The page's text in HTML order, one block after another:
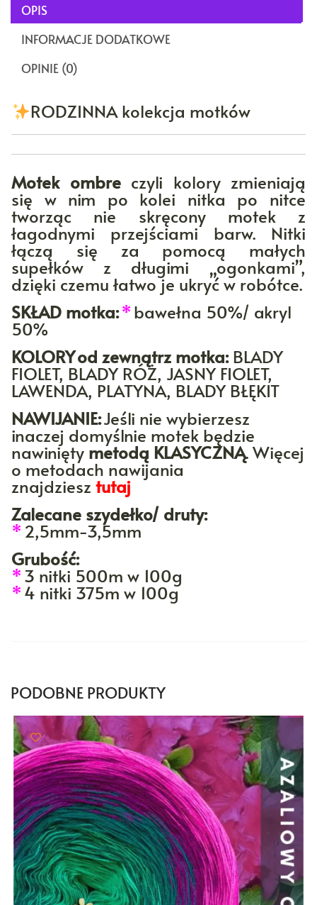
OPIS
INFORMACJE DODATKOWE
OPINIE (0)
RODZINNA kolekcja motków
Motek ombreczyli kolory zmieniają
się w nim po kolei nitka po nitce
tworząc nie skręcony motek z
łagodnymi przejściami barw. Nitki
łączą się za pomocą małych
supełków z długimi „ogonkami”,
dzięki czemu łatwo je ukryć w robótce.
SKŁAD motka:*bawełna 50%/ akryl
50%
KOLORYod zewnątrz motka:BLADY
FIOLET, BLADY RÓŻ, JASNY FIOLET,
LAWENDA, PLATYNA, BLADY BŁĘKIT
NAWIJANIE:Jeśli nie wybierzesz
inaczej domyślnie motek będzie
nawinięty metodą KLASYCZNĄ. Więcej
o metodach nawijania
znajdziesz tutaj
Zalecane szydełko/ druty:
* 2,5mm-3,5mm
Grubość:
*3 nitki 500m w 100g
*4 nitki 375m w 100g
PODOBNE PRODUKTY